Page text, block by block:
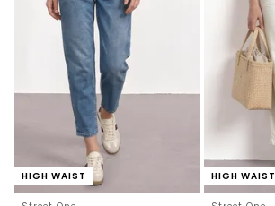
HIGH WAIST HIGH WAIST